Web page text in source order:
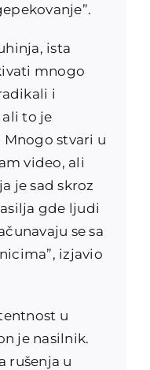
ista
mnogo
i
to je
stvari u
video, ali
je sad skroz
gde ljudi
se sa
izjavio
u
je nasilnik.
rušenja u